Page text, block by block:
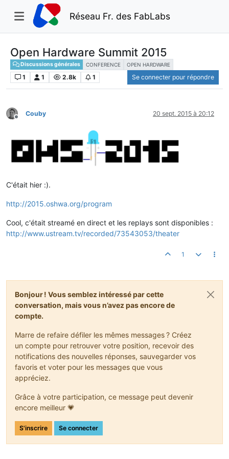
Réseau Fr. des FabLabs
Open Hardware Summit 2015
Discussions générales CONFERENCE OPEN HARDWARE
1 1 2.8k 1 Se connecter pour répondre
Hors-ligne
Couby 20 sept. 2015 à 20:12
C'était hier :).
http://2015.oshwa.org/program
Cool, c'était streamé en direct et les replays sont disponibles :
http://www.ustream.tv/recorded/73543053/theater
1
Bonjour ! Vous semblez intéressé par cette
conversation, mais vous n’avez pas encore de
compte.
Marre de refaire défiler les mêmes messages ? Créez
un compte pour retrouver votre position, recevoir des
notifications des nouvelles réponses, sauvegarder vos
favoris et voter pour les messages que vous
appréciez.
Grâce à votre participation, ce message peut devenir
encore meilleur 💗
S'inscrire Se connecter